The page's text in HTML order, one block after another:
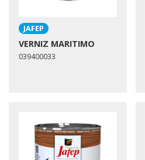
JAFEP
VERNIZ MARITIMO
039400033